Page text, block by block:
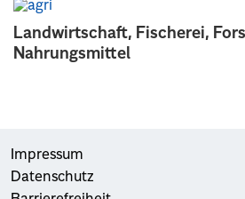
Landwirtschaft, Fischerei,
Nahrungsmittel
Impressum
Datenschutz